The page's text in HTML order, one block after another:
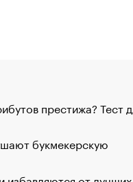
престижа? Тест
букмекерскую